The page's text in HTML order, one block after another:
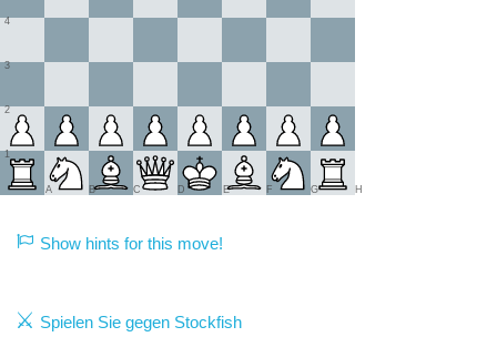
1
2
3
4
A B C D E F G H
Show hints for this move!
Spielen Sie gegen Stockfish